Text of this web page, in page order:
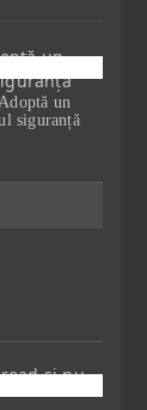
un
siguranță